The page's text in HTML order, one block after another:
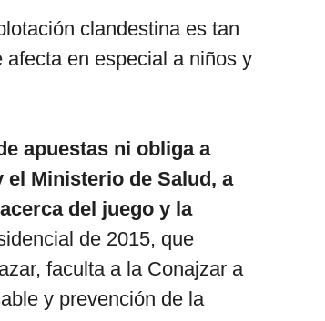
clandestina es tan
en especial a niños y
apuestas ni obliga a
Ministerio de Salud, a
del juego y la
de 2015, que
faculta a la Conajzar a
y prevención de la